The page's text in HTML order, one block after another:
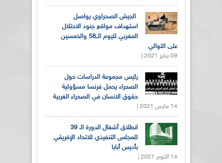
الجيش الصحراوي يواصل
استهداف مواقع جنود الاحتلال
المغربي لليوم الــ58 والخمسين
على التوالي
09 يناير 2021 |
رئيس مجموعة الدراسات حول
الصحراء يحمل فرنسا مسؤولية
حقوق الانسان في الصحراء الغربية
14 مارس 2021 |
انطلاق أشغال الدورة الـ 39
للمجلس التنفيذي للاتحاد الإفريقي
بأديس أبابا
14 أكتوبر 2021 |